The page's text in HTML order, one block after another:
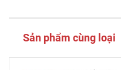
Sản phẩm cùng loại